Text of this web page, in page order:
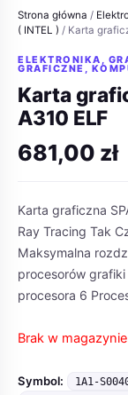
Strona główna /
( INTEL ) / Karta
ELEKTRONIKA ,
GRAFICZNE ,
Karta
A310 ELF
681,00 zł
Karta graficzna
Ray Tracing Tak
Maksymalna
procesorów
procesora 6
Brak w magazynie
Symbol: 1A1-